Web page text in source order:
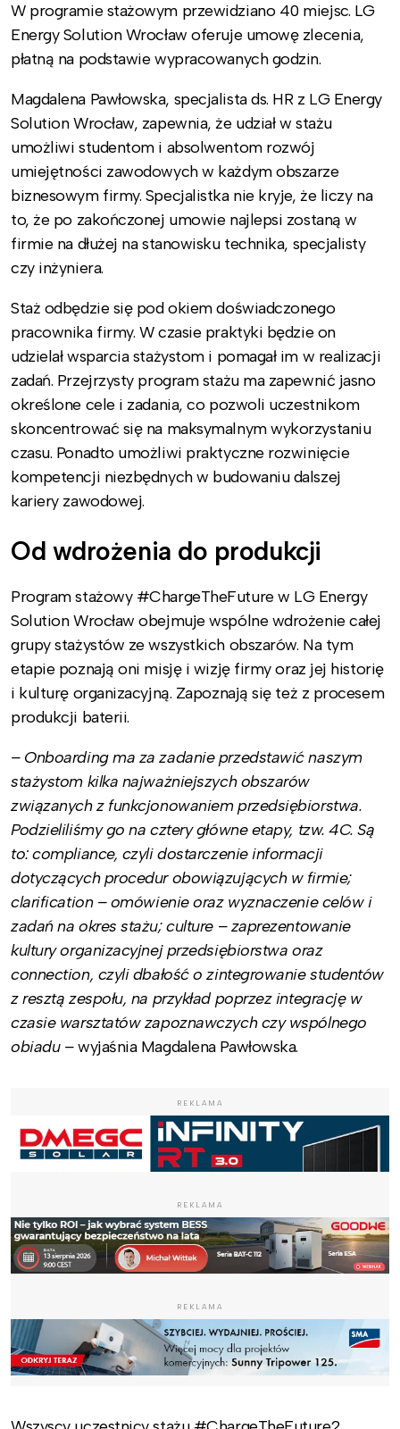
W programie stażowym przewidziano 40 miejsc. LG
Energy Solution Wrocław oferuje umowę zlecenia,
płatną na podstawie wypracowanych godzin.
Magdalena Pawłowska, specjalista ds. HR z LG Energy
Solution Wrocław, zapewnia, że udział w stażu
umożliwi studentom i absolwentom rozwój
umiejętności zawodowych w każdym obszarze
biznesowym firmy. Specjalistka nie kryje, że liczy na
to, że po zakończonej umowie najlepsi zostaną w
firmie na dłużej na stanowisku technika, specjalisty
czy inżyniera.
Staż odbędzie się pod okiem doświadczonego
pracownika firmy. W czasie praktyki będzie on
udzielał wsparcia stażystom i pomagał im w realizacji
zadań. Przejrzysty program stażu ma zapewnić jasno
określone cele i zadania, co pozwoli uczestnikom
skoncentrować się na maksymalnym wykorzystaniu
czasu. Ponadto umożliwi praktyczne rozwinięcie
kompetencji niezbędnych w budowaniu dalszej
kariery zawodowej.
Od wdrożenia do produkcji
Program stażowy #ChargeTheFuture w LG Energy
Solution Wrocław obejmuje wspólne wdrożenie całej
grupy stażystów ze wszystkich obszarów. Na tym
etapie poznają oni misję i wizję firmy oraz jej historię
i kulturę organizacyjną. Zapoznają się też z procesem
produkcji baterii.
– Onboarding ma za zadanie przedstawić naszym
stażystom kilka najważniejszych obszarów
związanych z funkcjonowaniem przedsiębiorstwa.
Podzieliliśmy go na cztery główne etapy, tzw. 4C. Są
to: compliance, czyli dostarczenie informacji
dotyczących procedur obowiązujących w firmie;
clarification – omówienie oraz wyznaczenie celów i
zadań na okres stażu; culture – zaprezentowanie
kultury organizacyjnej przedsiębiorstwa oraz
connection, czyli dbałość o zintegrowanie studentów
z resztą zespołu, na przykład poprzez integrację w
czasie warsztatów zapoznawczych czy wspólnego
obiadu –wyjaśnia Magdalena Pawłowska.
REKLAMA
REKLAMA
REKLAMA